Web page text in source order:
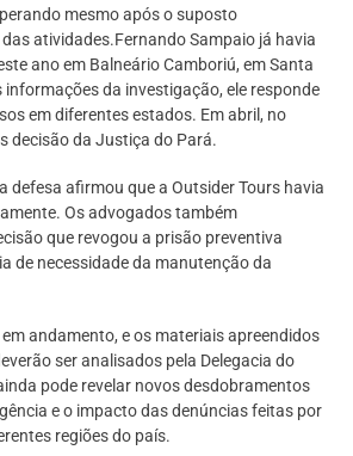
mesmo após o suposto
atividades.Fernando Sampaio já havia
ano em Balneário Camboriú, em Santa
da investigação, ele responde
em diferentes estados. Em abril, no
decisão da Justiça do Pará.
defesa afirmou que a Outsider Tours havia
Os advogados também
que revogou a prisão preventiva
de necessidade da manutenção da
andamento, e os materiais apreendidos
ser analisados pela Delegacia do
pode revelar novos desdobramentos
e o impacto das denúncias feitas por
regiões do país.